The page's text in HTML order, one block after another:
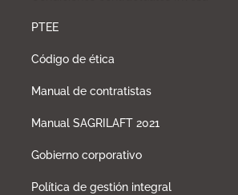
PTEE
Código de ética
Manual de contratistas
Manual SAGRILAFT 2021
Gobierno corporativo
Política de gestión integral